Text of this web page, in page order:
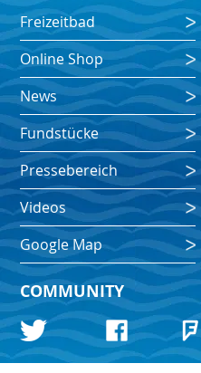
Freizeitbad
Online Shop
News
Fundstücke
Pressebereich
Videos
Google Map
COMMUNITY